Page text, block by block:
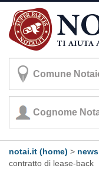
notai.it (home) > news
contratto di lease-back